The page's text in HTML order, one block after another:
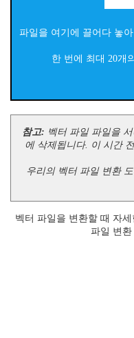
파일을 여기에 끌어다 놓
한 번에 최대 20개
참고: 벡터 파일 파일을
에 삭제됩니다. 이 시간
우리의 벡터 파일 변환
벡터 파일을 변환할 때 자
파일 변